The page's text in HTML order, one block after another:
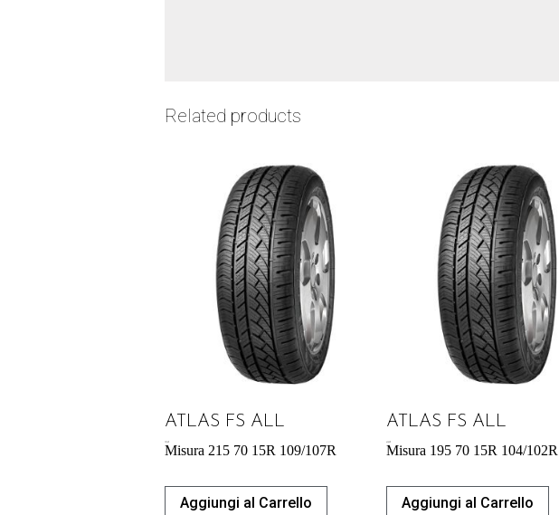
Related products
ATLAS FS ALL
Misura 215 70 15R 109/107R
Aggiungi al Carrello
ATLAS FS ALL
Misura 195 70 15R 104/102R
Aggiungi al Carrello